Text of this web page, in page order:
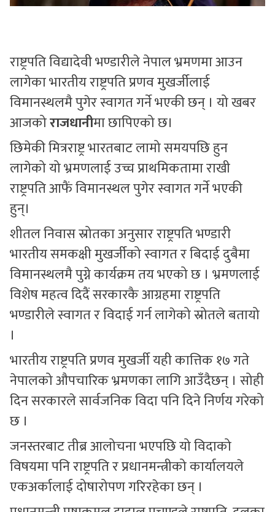
राष्ट्रपति विद्यादेवी भण्डारीले नेपाल भ्रमणमा आउन
लागेका भारतीय राष्ट्रपति प्रणव मुखर्जीलाई
विमानस्थलमै पुगेर स्वागत गर्ने भएकी छन् । यो खबर
आजकोराजधानीमा छापिएको छ।
छिमेकी मित्रराष्ट्र भारतबाट लामो समयपछि हुन
लागेको यो भ्रमणलाई उच्च प्राथमिकतामा राखी
राष्ट्रपति आफैं विमानस्थल पुगेर स्वागत गर्ने भएकी
हुन्।
शीतल निवास स्रोतका अनुसार राष्ट्रपति भण्डारी
भारतीय समकक्षी मुखर्जीको स्वागत र बिदाई दुबैमा
विमानस्थलमै पुग्ने कार्यक्रम तय भएको छ । भ्रमणलाई
विशेष महत्व दिदैं सरकारकै आग्रहमा राष्ट्रपति
भण्डारीले स्वागत र विदाई गर्न लागेको स्रोतले बतायो
।
भारतीय राष्ट्रपति प्रणव मुखर्जी यही कात्तिक १७ गते
नेपालको औपचारिक भ्रमणका लागि आउँदैछन् । सोही
दिन सरकारले सार्वजनिक विदा पनि दिने निर्णय गरेको
छ ।
जनस्तरबाट तीब्र आलोचना भएपछि यो विदाको
विषयमा पनि राष्ट‍्रपति र प्रधानमन्त्रीको कार्यालयले
एकअर्कालाई दोषारोपण गरिरहेका छन् ।